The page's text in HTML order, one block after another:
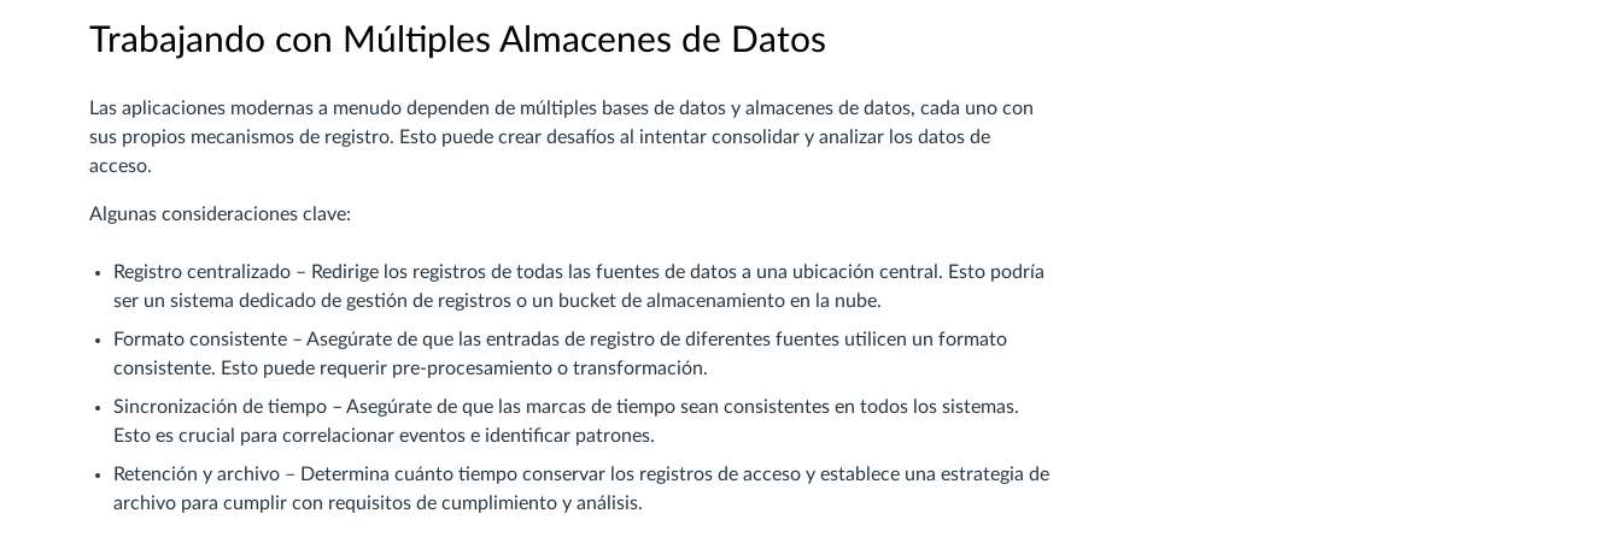
Trabajando con Múltiples Almacenes de Datos
Las aplicaciones modernas a menudo dependen de múltiples bases de datos y almacenes de datos, cada uno con
sus propios mecanismos de registro. Esto puede crear desafíos al intentar consolidar y analizar los datos de
acceso.
Algunas consideraciones clave:
Registro centralizado – Redirige los registros de todas las fuentes de datos a una ubicación central. Esto podría
ser un sistema dedicado de gestión de registros o un bucket de almacenamiento en la nube.
Formato consistente – Asegúrate de que las entradas de registro de diferentes fuentes utilicen un formato
consistente. Esto puede requerir pre-procesamiento o transformación.
Sincronización de tiempo – Asegúrate de que las marcas de tiempo sean consistentes en todos los sistemas.
Esto es crucial para correlacionar eventos e identificar patrones.
Retención y archivo – Determina cuánto tiempo conservar los registros de acceso y establece una estrategia de
archivo para cumplir con requisitos de cumplimiento y análisis.